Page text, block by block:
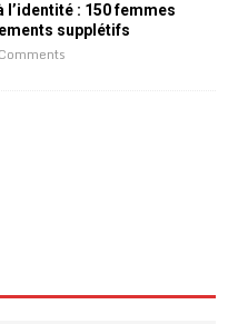
: 150 femmes
supplétifs